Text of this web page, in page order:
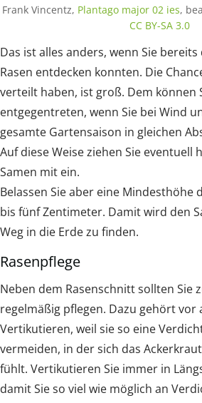
Frank Vincentz, Plantago major 02 ies,
CC BY-SA 3.0
Das ist alles anders, wenn Sie
Rasen entdecken konnten. Die
verteilt haben, ist groß. Dem können
entgegentreten, wenn Sie bei Wind
gesamte Gartensaison in gleichen
Auf diese Weise ziehen Sie eventuell
Samen mit ein.
Belassen Sie aber eine Mindesthöhe
bis fünf Zentimeter. Damit wird den
Weg in die Erde zu finden.
Rasenpflege
Neben dem Rasenschnitt sollten Sie
regelmäßig pflegen. Dazu gehört vor
Vertikutieren, weil sie so eine
vermeiden, in der sich das
fühlt. Vertikutieren Sie immer in
damit Sie so viel wie möglich an